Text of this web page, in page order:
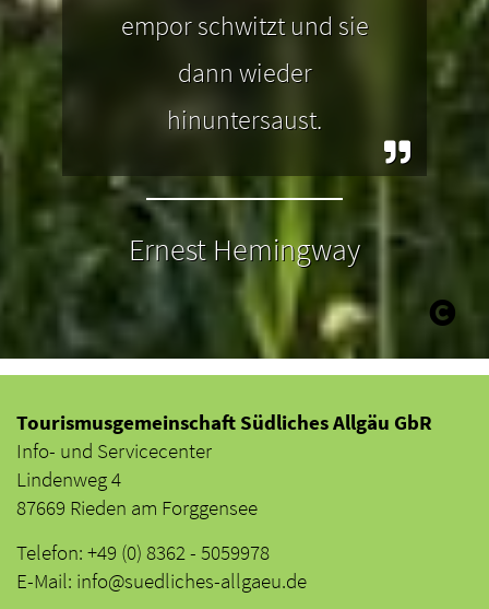
empor schwitzt und sie
dann wieder
hinuntersaust.
Ernest Hemingway
Tourismusgemeinschaft Südliches Allgäu GbR
Info- und Servicecenter
Lindenweg 4
87669 Rieden am Forggensee
Telefon: +49 (0) 8362 - 5059978
E-Mail: info@suedliches-allgaeu.de